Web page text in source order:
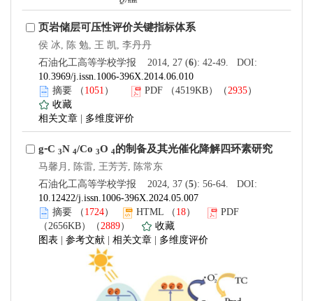
页岩储层可压性评价关键指标体系
侯 冰, 陈 勉, 王 凯, 李丹丹
石油化工高等学校学报 2014, 27 (6): 42-49. DOI:
10.3969/j.issn.1006-396X.2014.06.010
摘要 （ 1051 ） PDF （4519KB）（ 2935）
收藏
相关文章
多维度评价
g⁃C 3N 4/Co 3O 4的制备及其光催化降解四环素研究
马馨月, 陈雷, 王芳芳, 陈常东
石油化工高等学校学报 2024, 37 (5): 56-64. DOI:
10.12422/j.issn.1006-396X.2024.05.007
摘要 （ 1724） HTML （ 18）
PDF
（2656KB）（ 2889）
收藏
图表
参考文献 相关文章 多维度评价